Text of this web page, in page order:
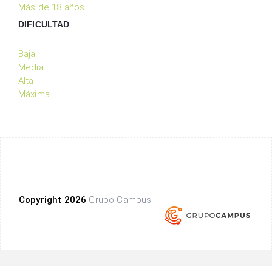
Más de 18 años
DIFICULTAD
Baja
Media
Alta
Máxima
Copyright 2026 Grupo Campus